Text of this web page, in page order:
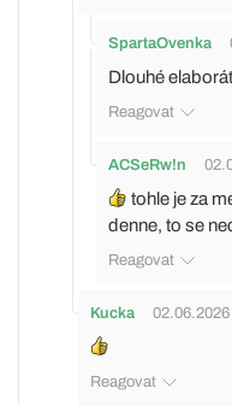
SpartaOvenka
Dlouhé
Reagovat
ACSeRw!n
tohle je za
denne, to se
Reagovat
Kucka 02.06.2026
Reagovat